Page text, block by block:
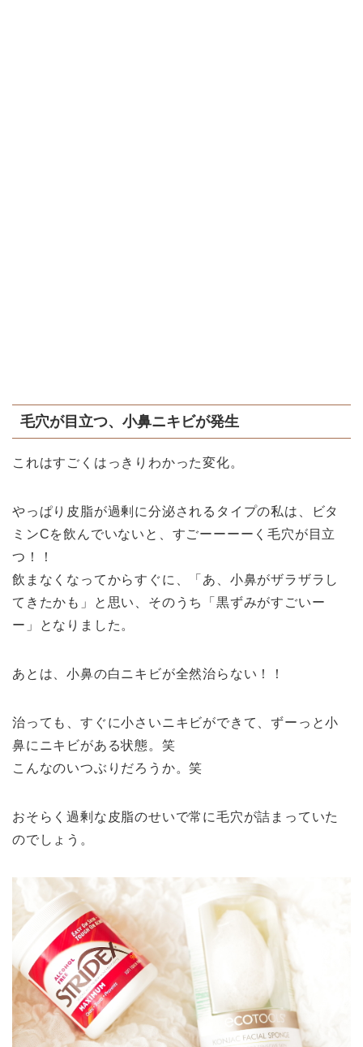
毛穴が目立つ、小鼻ニキビが発生
これはすごくはっきりわかった変化。
やっぱり皮脂が過剰に分泌されるタイプの私は、ビタ
ミンCを飲んでいないと、すごーーーーく毛穴が目立
つ！！
飲まなくなってからすぐに、「あ、小鼻がザラザラし
てきたかも」と思い、そのうち「黒ずみがすごいー
ー」となりました。
あとは、小鼻の白ニキビが全然治らない！！
治っても、すぐに小さいニキビができて、ずーっと小
鼻にニキビがある状態。笑
こんなのいつぶりだろうか。笑
おそらく過剰な皮脂のせいで常に毛穴が詰まっていた
のでしょう。